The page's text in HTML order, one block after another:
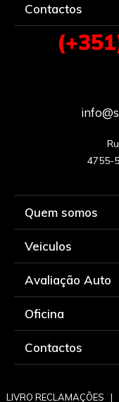
Contactos
Quem somos
Veiculos
Avaliação Auto
Oficina
Contactos
LIVRO RECLAMAÇÕES |